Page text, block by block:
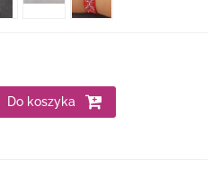
Do koszyka